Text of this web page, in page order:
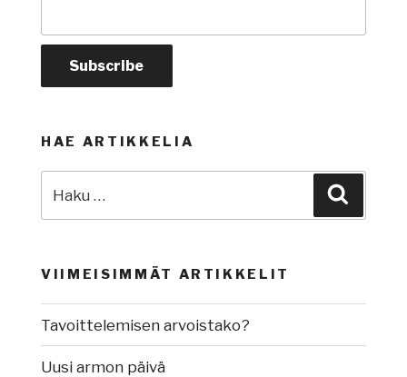
HAE ARTIKKELIA
VIIMEISIMMÄT ARTIKKELIT
Tavoittelemisen arvoistako?
Uusi armon päivä